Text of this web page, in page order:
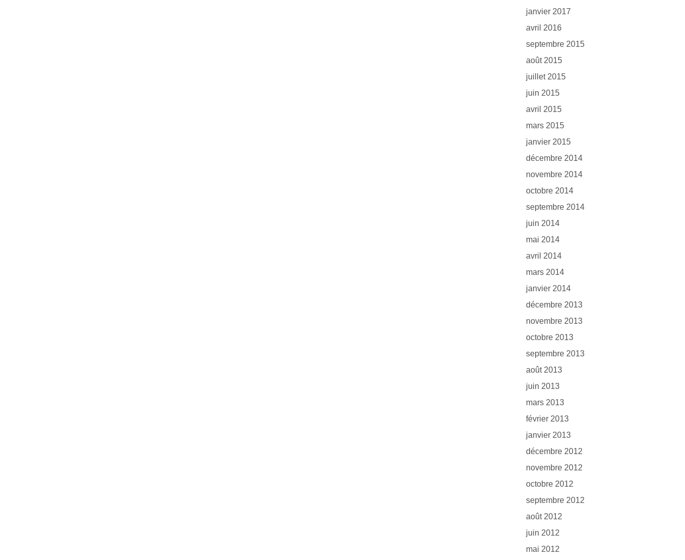
janvier 2017
avril 2016
septembre 2015
août 2015
juillet 2015
juin 2015
avril 2015
mars 2015
janvier 2015
décembre 2014
novembre 2014
octobre 2014
septembre 2014
juin 2014
mai 2014
avril 2014
mars 2014
janvier 2014
décembre 2013
novembre 2013
octobre 2013
septembre 2013
août 2013
juin 2013
mars 2013
février 2013
janvier 2013
décembre 2012
novembre 2012
octobre 2012
septembre 2012
août 2012
juin 2012
mai 2012